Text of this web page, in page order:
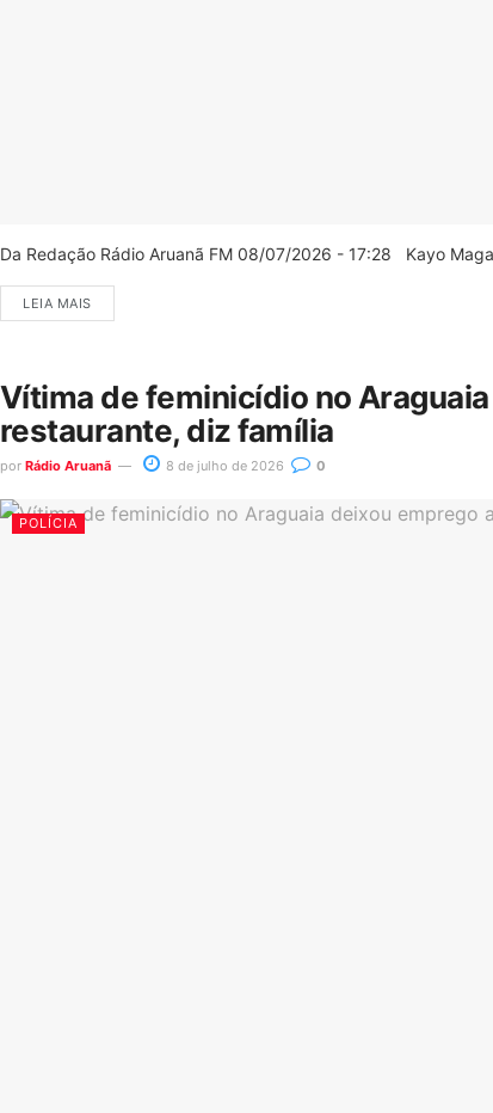
Da Redação Rádio Aruanã FM 08/07/2026 - 17:28 Kayo
LEIA MAIS
Vítima de feminicídio no
restaurante, diz família
por Rádio Aruanã 8 de julho de 2026 0
POLÍCIA